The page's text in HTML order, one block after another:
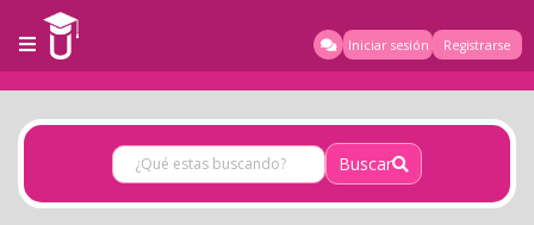
Iniciar sesión Registrarse
Buscar